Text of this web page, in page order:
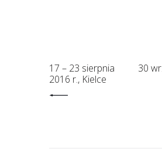
17 – 23 sierpnia
2016 r., Kielce
30